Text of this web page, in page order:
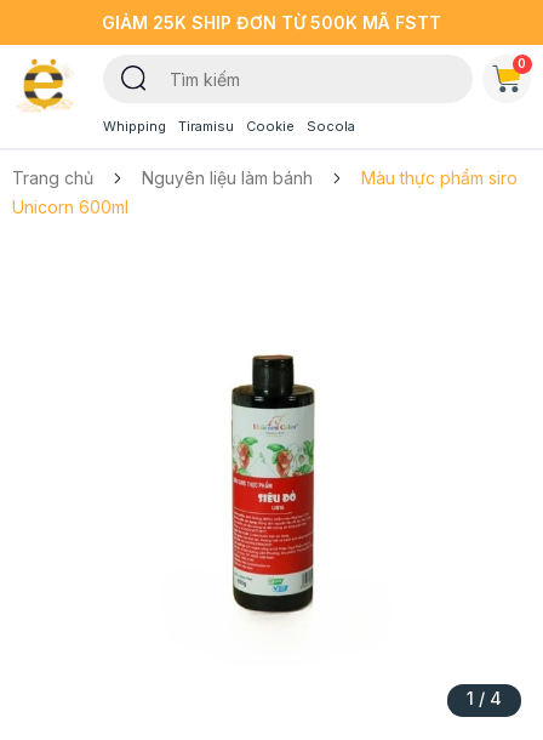
GIẢM 25K SHIP ĐƠN TỪ 500K MÃ FSTT
Whipping Tiramisu Cookie Socola
0
Trang chủ Nguyên liệu làm bánh
Màu thực phẩm siro
Unicorn 600ml
1 / 4